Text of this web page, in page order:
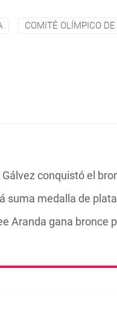
COMITÉ OLÍMPICO
conquistó el
suma medalla de
Aranda gana bronce